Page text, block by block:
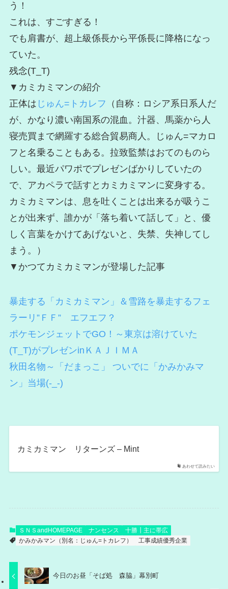
う！
これは、すごすぎる！
でも肩書が、超上級係長から平係長に降格になっ
ていた。
残念(T_T)
▼カミカミマンの紹介
正体は じゅん=トカレフ （自称：ロシア系日系人だ
が、かなり濃い南国系の混血。汁器、馬薬から人
寝売買まで網羅する総合貿易商人。じゅん=マカロ
フと名乗ることもある。拉致監禁はおてのものら
しい。最近パワポでプレゼンばかりしていたの
で、アカペラで話すとカミカミマンに変身する。
カミカミマンは、息を吐くことは出来るが吸うこ
とが出来ず、誰かが「落ち着いて話して」と、優
しく言葉をかけてあげないと、失禁、失神してし
まう。）
▼かつてカミカミマンが登場した記事
暴走する「カミカミマン」＆雪路を暴走するフェ
ラーリ”ＦＦ” エフエフ？
ポケモンジェットでGO！～東京は溶けていた
(T_T)がプレゼンinＫＡＪＩＭＡ
秋田名物～「だまっこ」 ついでに「かみかみマ
ン」当場(-_-)
あわせて読みたい
カミカミマン リターンズ – Mint
ＳＮＳandHOMEPAGE ナンセンス
十勝┃主に帯広
かみかみマン（別名：じゅん=トカレフ）
工事成績優秀企業
今日のお昼「そば処 森脇」幕別町